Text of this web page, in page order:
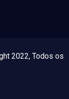
2022, Todos os